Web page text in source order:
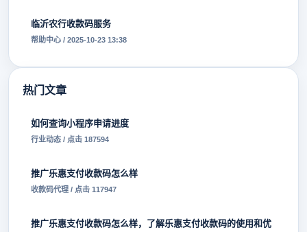
临沂农行收款码服务
帮助中心 / 2025-10-23 13:38
热门文章
如何查询小程序申请进度
行业动态 / 点击 187594
推广乐惠支付收款码怎么样
收款码代理 / 点击 117947
推广乐惠支付收款码怎么样，了解乐惠支付收款码的使用和优